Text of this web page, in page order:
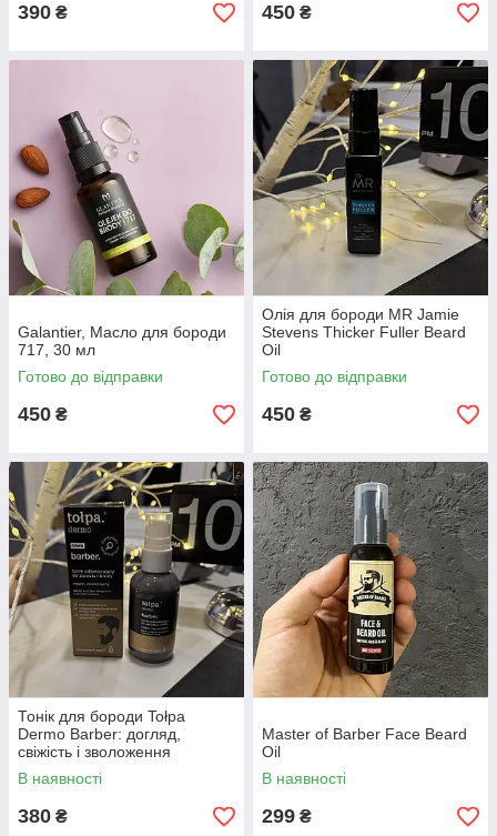
390 ₴ 450 ₴
Galantier, Масло для бороди
717, 30 мл
Готово до відправки
450 ₴
Олія для бороди MR Jamie
Stevens Thicker Fuller Beard
Oil
Готово до відправки
450 ₴
Тонік для бороди Tołpa
Dermo Barber: догляд,
свіжість і зволоження
В наявності
380 ₴
Master of Barber Face Beard
Oil
В наявності
299 ₴